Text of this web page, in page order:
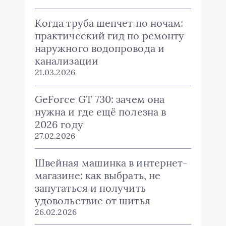
Когда труба шепчет по ночам:
практический гид по ремонту
наружного водопровода и
канализации
21.03.2026
GeForce GT 730: зачем она
нужна и где ещё полезна в
2026 году
27.02.2026
Швейная машинка в интернет-
магазине: как выбрать, не
запутаться и получить
удовольствие от шитья
26.02.2026